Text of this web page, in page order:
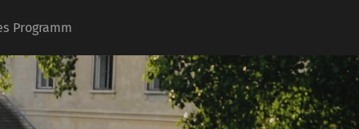
Programm